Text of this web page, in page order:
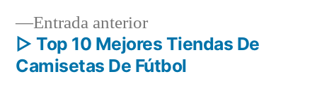
entradas
Entrada anteriorEntrada
anterior:
▷ Top 10 Mejores Tiendas De
Camisetas De Fútbol